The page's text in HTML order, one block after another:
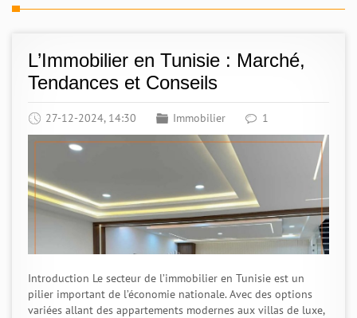
L’Immobilier en Tunisie : Marché,
Tendances et Conseils
27-12-2024, 14:30 Immobilier 1
Introduction Le secteur de l’immobilier en Tunisie est un
pilier important de l’économie nationale. Avec des options
variées allant des appartements modernes aux villas de luxe,